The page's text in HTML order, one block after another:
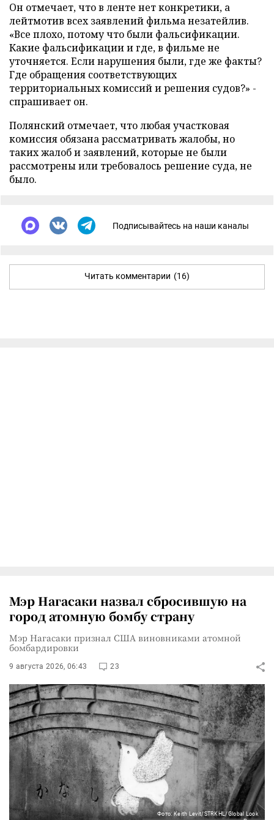
Он отмечает, что в ленте нет конкретики, а
лейтмотив всех заявлений фильма незатейлив.
«Все плохо, потому что были фальсификации.
Какие фальсификации и где, в фильме не
уточняется. Если нарушения были, где же факты?
Где обращения соответствующих
территориальных комиссий и решения судов?» -
спрашивает он.
Полянский отмечает, что любая участковая
комиссия обязана рассматривать жалобы, но
таких жалоб и заявлений, которые не были
рассмотрены или требовалось решение суда, не
было.
Подписывайтесь на наши каналы
Читать комментарии (16)
Мэр Нагасаки назвал сбросившую на
город атомную бомбу страну
Мэр Нагасаки признал США виновниками атомной
бомбардировки
9 августа 2026, 06:43 23
Фото: Keith Levit/STRKHL/Global Look